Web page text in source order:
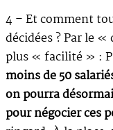
4 – Et comment
décidées ? Par le
plus « facilité » :
moins de 50
on pourra
pour négocier ces